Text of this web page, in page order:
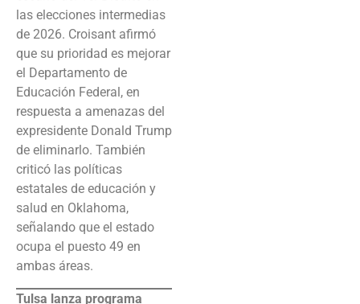
las elecciones intermedias
de 2026. Croisant afirmó
que su prioridad es mejorar
el Departamento de
Educación Federal, en
respuesta a amenazas del
expresidente Donald Trump
de eliminarlo. También
criticó las políticas
estatales de educación y
salud en Oklahoma,
señalando que el estado
ocupa el puesto 49 en
ambas áreas.
Tulsa lanza programa